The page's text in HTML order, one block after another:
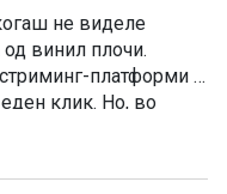
не виделе
винил плочи.
стриминг-платформи и
клик. Но, во
главниот носач
музички тон се